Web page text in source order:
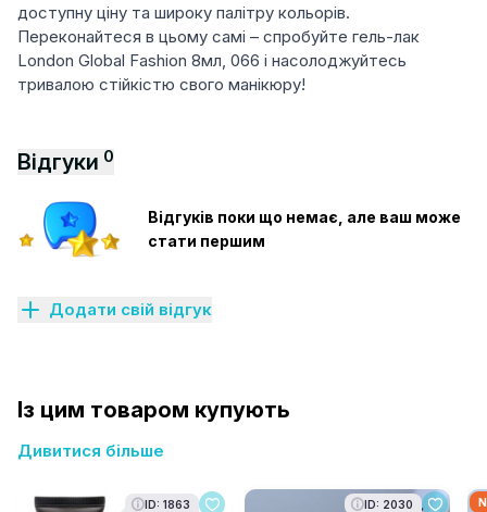
доступну ціну та широку палітру кольорів.
Переконайтеся в цьому самі – спробуйте гель-лак
London Global Fashion 8мл, 066 і насолоджуйтесь
тривалою стійкістю свого манікюру!
Відгуки 0
Відгуків поки що немає, але ваш може
стати першим
Додати свій відгук
Із цим товаром купують
Дивитися більше
ID: 1863 ID: 2030